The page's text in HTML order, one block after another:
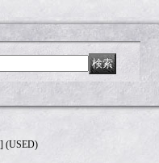
(USED)